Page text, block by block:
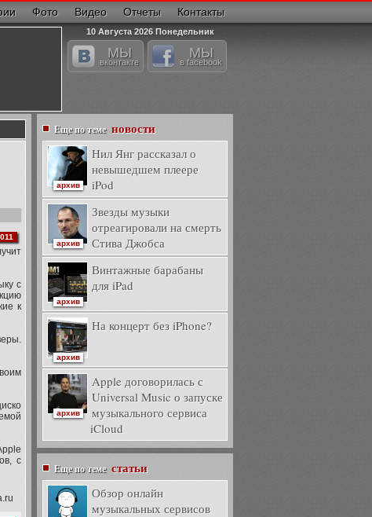
Фото Видео Отчеты Контакты
10 Августа 2026 Понедельник
МЫ
вконтакте
МЫ
в facebook
с
к
с
Еще по теме новости
Нил Янг рассказал о
невышедшем плеере
iPod
архив
Звезды музыки
отреагировали на смерть
Стива Джобса
архив
Винтажные барабаны
для iPad
архив
На концерт без iPhone?
архив
Apple договорилась с
Universal Music о запуске
музыкального сервиса
iCloud
архив
Еще по теме статьи
Обзор онлайн
музыкальных сервисов